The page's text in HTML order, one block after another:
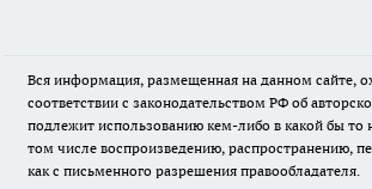
Вся информация, размещенная на данном сайте,
соответствии с законодательством РФ об
подлежит использованию кем-либо в какой бы
том числе воспроизведению, распространению,
как с письменного разрешения правообладателя.